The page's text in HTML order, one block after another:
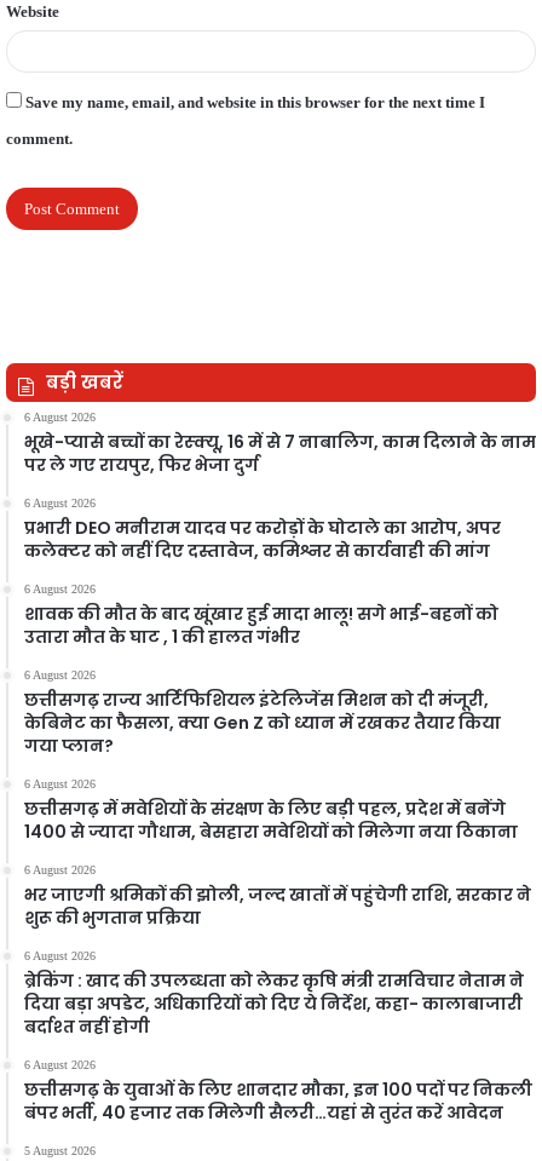
Website
Save my name, email, and website in this browser for the next time I
comment.
बड़ी खबरें
6 August 2026
भूखे-प्यासे बच्चों का रेस्क्यू, 16 में से 7 नाबालिग, काम दिलाने के नाम
पर ले गए रायपुर, फिर भेजा दुर्ग
6 August 2026
प्रभारी DEO मनीराम यादव पर करोड़ों के घोटाले का आरोप, अपर
कलेक्टर को नहीं दिए दस्तावेज, कमिश्नर से कार्यवाही की मांग
6 August 2026
शावक की मौत के बाद खूंखार हुई मादा भालू! सगे भाई-बहनों को
उतारा मौत के घाट , 1 की हालत गंभीर
6 August 2026
छत्तीसगढ़ राज्य आर्टिफिशियल इंटेलिजेंस मिशन को दी मंजूरी,
केबिनेट का फैसला, क्या Gen Z को ध्यान में रखकर तैयार किया
गया प्लान?
6 August 2026
छत्तीसगढ़ में मवेशियों के संरक्षण के लिए बड़ी पहल, प्रदेश में बनेंगे
1400 से ज्यादा गौधाम, बेसहारा मवेशियों को मिलेगा नया ठिकाना
6 August 2026
भर जाएगी श्रमिकों की झोली, जल्द खातों में पहुंचेगी राशि, सरकार ने
शुरू की भुगतान प्रक्रिया
6 August 2026
ब्रेकिंग : खाद की उपलब्धता को लेकर कृषि मंत्री रामविचार नेताम ने
दिया बड़ा अपडेट, अधिकारियों को दिए ये निर्देश, कहा- कालाबाजारी
बर्दाश्त नहीं होगी
6 August 2026
छत्तीसगढ़ के युवाओं के लिए शानदार मौका, इन 100 पदों पर निकली
बंपर भर्ती, 40 हजार तक मिलेगी सैलरी…यहां से तुरंत करें आवेदन
5 August 2026